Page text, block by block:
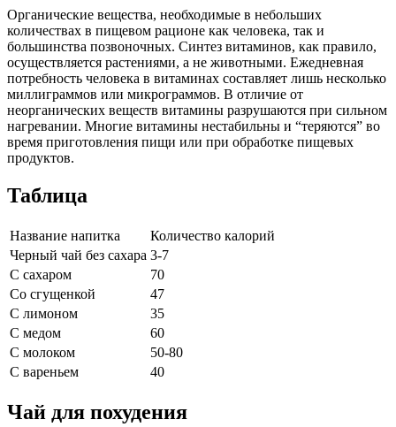
Органические вещества, необходимые в небольших
количествах в пищевом рационе как человека, так и
большинства позвоночных. Синтез витаминов, как правило,
осуществляется растениями, а не животными. Ежедневная
потребность человека в витаминах составляет лишь несколько
миллиграммов или микрограммов. В отличие от
неорганических веществ витамины разрушаются при сильном
нагревании. Многие витамины нестабильны и “теряются” во
время приготовления пищи или при обработке пищевых
продуктов.
Таблица
Название напитка
Количество калорий
Черный чай без сахара 3-7
С сахаром
70
Со сгущенкой
47
С лимоном
35
С медом
60
С молоком
50-80
С вареньем
40
Чай для похудения